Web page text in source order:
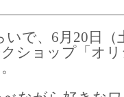
で、6月20日（
ショップ「オ